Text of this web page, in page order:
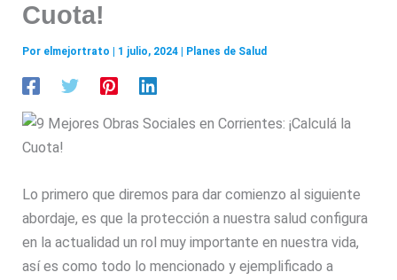
Cuota!
Por elmejortrato 1 julio, 2024 Planes de Salud
Lo primero que diremos para dar comienzo al siguiente
abordaje, es que la protección a nuestra salud configura
en la actualidad un rol muy importante en nuestra vida,
así es como todo lo mencionado y ejemplificado a